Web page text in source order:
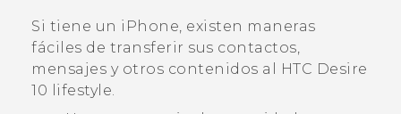
AYUDA
HTC Devices & Accessories
Video Tutorials
Si tiene un iPhone, existen maneras
fáciles de transferir sus contactos,
mensajes y otros contenidos al
HTC Desire
10 lifestyle.